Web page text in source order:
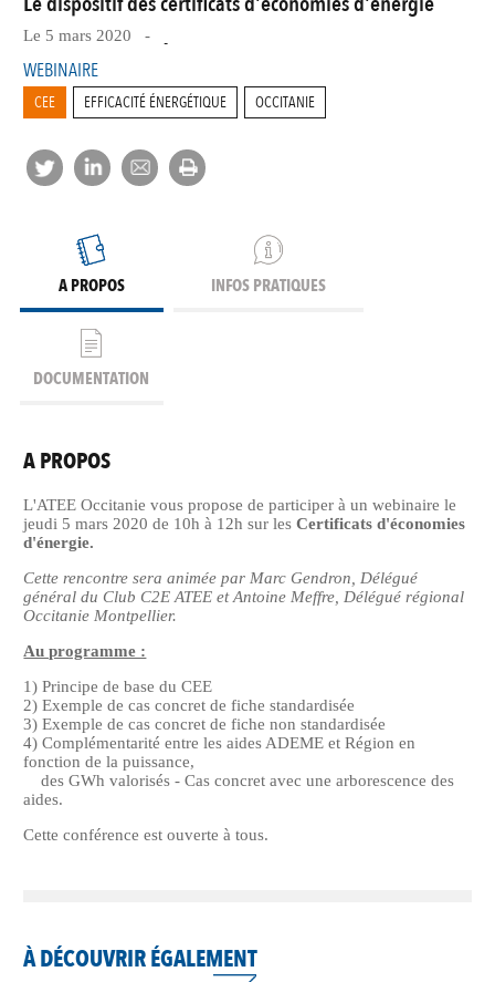
Le 5 mars 2020 - -
WEBINAIRE
CEE EFFICACITÉ ÉNERGÉTIQUE OCCITANIE
A PROPOS INFOS PRATIQUES
DOCUMENTATION
A PROPOS
L'ATEE Occitanie vous propose de participer à un webinaire le
jeudi 5 mars 2020 de 10h à 12h sur lesCertificats d'économies
d'énergie.
Cette rencontre sera animée par Marc Gendron, Délégué
général du Club C2E ATEE et Antoine Meffre, Délégué régional
Occitanie Montpellier.
Au programme :
1) Principe de base du CEE
2) Exemple de cas concret de fiche standardisée
3) Exemple de cas concret de fiche non standardisée
4) Complémentarité entre les aides ADEME et Région en
fonction de la puissance,
des GWh valorisés - Cas concret avec une arborescence des
aides.
Cette conférence est ouverte à tous.
À DÉCOUVRIR ÉGALEMENT